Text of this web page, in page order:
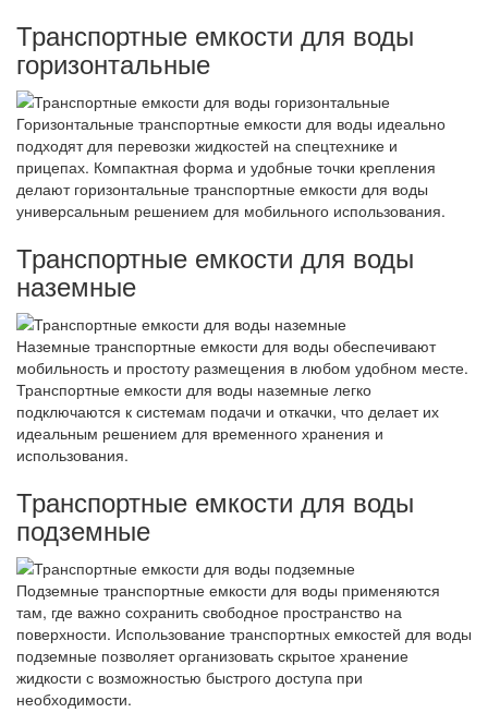
Транспортные емкости для воды
горизонтальные
Горизонтальные транспортные емкости для воды идеально
подходят для перевозки жидкостей на спецтехнике и
прицепах. Компактная форма и удобные точки крепления
делают горизонтальные транспортные емкости для воды
универсальным решением для мобильного использования.
Транспортные емкости для воды
наземные
Наземные транспортные емкости для воды обеспечивают
мобильность и простоту размещения в любом удобном месте.
Транспортные емкости для воды наземные легко
подключаются к системам подачи и откачки, что делает их
идеальным решением для временного хранения и
использования.
Транспортные емкости для воды
подземные
Подземные транспортные емкости для воды применяются
там, где важно сохранить свободное пространство на
поверхности. Использование транспортных емкостей для воды
подземные позволяет организовать скрытое хранение
жидкости с возможностью быстрого доступа при
необходимости.